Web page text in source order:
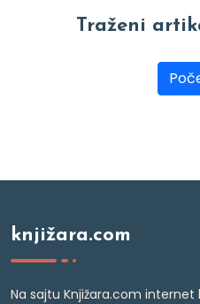
Traženi
knjižara.com
Na sajtu Knjižara.com